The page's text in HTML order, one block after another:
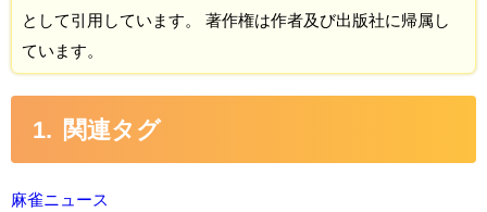
として引用しています。 著作権は作者及び出版社に帰属し
ています。
関連タグ
麻雀ニュース